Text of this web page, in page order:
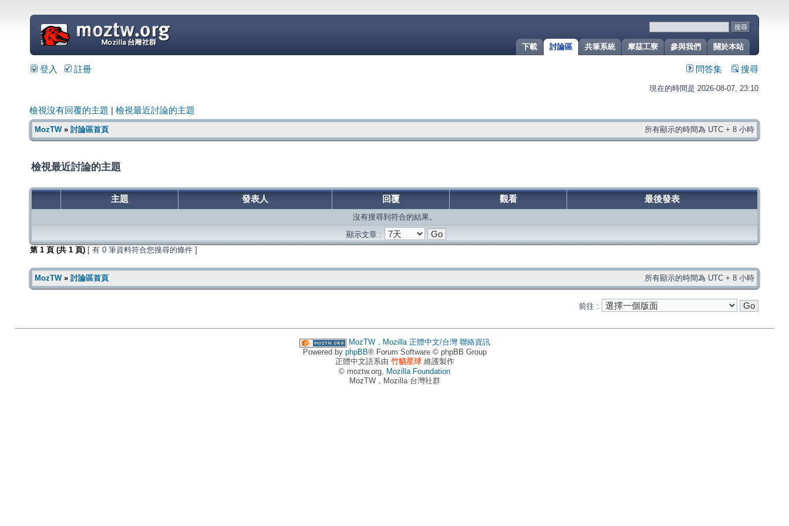
關於本站
參與我們
摩茲工寮
共筆系統
討論區
下載
=
登入 註冊 問答集 搜尋
現在的時間是 2026-08-07, 23:10
檢視沒有回覆的主題 檢視最近討論的主題
MozTW» 討論區首頁 所有顯示的時間為 UTC + 8 小時
檢視最近討論的主題
主題 發表人 回覆 觀看 最後發表
沒有搜尋到符合的結果。
顯示文章 :
第 1 頁 (共 1 頁) [ 有 0 筆資料符合您搜尋的條件 ]
MozTW» 討論區首頁 所有顯示的時間為 UTC + 8 小時
前往 :
MozTW，Mozilla 正體中文/台灣 聯絡資訊
Powered by phpBB® Forum Software © phpBB Group
正體中文語系由 竹貓星球維護製作
© moztw.org, Mozilla Foundation
MozTW，Mozilla 台灣社群